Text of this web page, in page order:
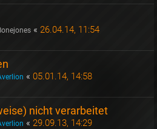
« 26.04.14, 11:54
« 05.01.14, 14:58
nicht verarbeitet
« 29.09.13, 14:29